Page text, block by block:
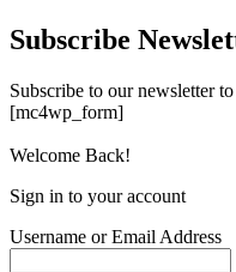
Subscribe
Subscribe to our newsletter
[mc4wp_form]
Welcome Back!
Sign in to your account
Username or Email Address